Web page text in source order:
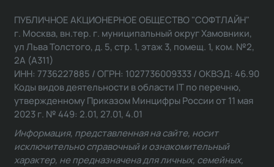
ПУБЛИЧНОЕ АКЦИОНЕРНОЕ ОБЩЕСТВО "СОФТЛАЙН"
г. Москва, вн.тер. г. муниципальный округ Хамовники,
ул Льва Толстого, д. 5, стр. 1, этаж 3, помещ. 1, ком. №2,
2А (А311)
ИНН: 7736227885 / ОГРН: 1027736009333 / ОКВЭД: 46.90
Коды видов деятельности в области IT по перечню,
утвержденному Приказом Минцифры России от 11 мая
2023 г. № 449: 2.01, 27.01, 4.01
Информация, представленная на сайте, носит
исключительно справочный и ознакомительный
характер, не предназначена для личных, семейных,